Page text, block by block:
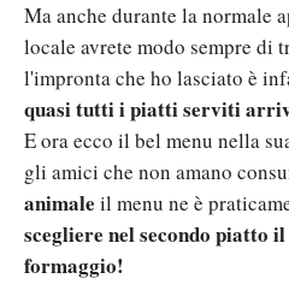
Ma anche durante la normale
locale avrete modo sempre di
l'impronta che ho lasciato è
quasi tutti i piatti serviti
E ora ecco il bel menu nella
gli amici che non amano
animale il menu ne è
scegliere nel secondo piatto il
formaggio!